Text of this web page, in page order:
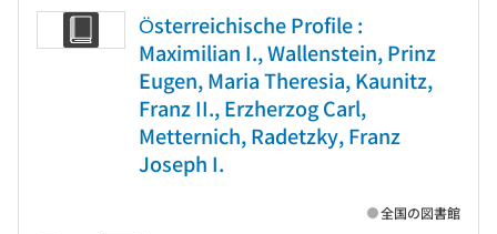
Österreichische Profile :
Maximilian I., Wallenstein, Prinz
Eugen, Maria Theresia, Kaunitz,
Franz II., Erzherzog Carl,
Metternich, Radetzky, Franz
Joseph I.
全国の図書館